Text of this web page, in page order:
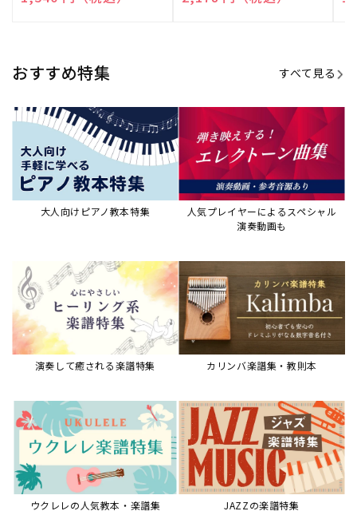
おすすめ特集 すべて見る
大人向けピアノ教本特集
人気プレイヤーによるスペシャル
演奏動画も
演奏して癒される楽譜特集 カリンバ楽譜集・教則本
ウクレレの人気教本・楽譜集 JAZZの楽譜特集